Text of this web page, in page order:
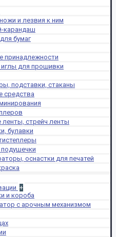
и лезвия к ним
карандаш
бумаг
принадлежности
для прошивки
подставки, стаканы
средства
ленты, стрейч ленты
булавки
оснастки для печатей
+
и короба
с арочным механизмом